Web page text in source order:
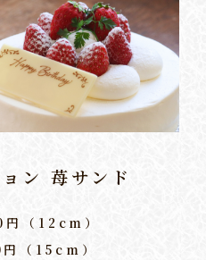
ン 苺サンド
（12cm）
（15cm）